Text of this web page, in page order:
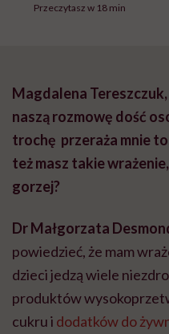
Przeczytasz w 18 min
Magdalena
naszą rozmowę dość
trochę przeraża mnie
też masz takie
gorzej?
Dr Małgorzata
powiedzieć, że mam
dzieci jedzą wiele
produktów
cukru i dodatków do